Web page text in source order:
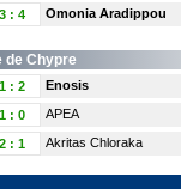
3: 4 Omonia Aradippou
de Chypre
1: 2
Enosis
1: 0
APEA
2: 1 Akritas Chloraka